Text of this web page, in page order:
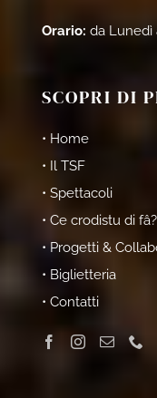
Orario: da Lunedì
SCOPRI DI
• Home
• Il TSF
• Spettacoli
• Ce crodistu di
• Progetti &
• Biglietteria
• Contatti